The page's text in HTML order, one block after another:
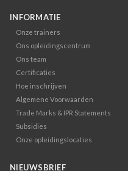
INFORMATIE
Onze trainers
Ons opleidingscentrum
Ons team
Certificaties
Hoe inschrijven
Algemene Voorwaarden
Trade Marks & IPR Statements
Subsidies
Onze opleidingslocaties
NIEUWSBRIEF